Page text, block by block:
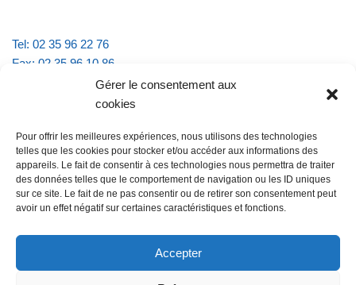
Gérer le consentement aux
cookies
Pour offrir les meilleures expériences, nous utilisons des technologies
telles que les cookies pour stocker et/ou accéder aux informations des
appareils. Le fait de consentir à ces technologies nous permettra de traiter
des données telles que le comportement de navigation ou les ID uniques
sur ce site. Le fait de ne pas consentir ou de retirer son consentement peut
avoir un effet négatif sur certaines caractéristiques et fonctions.
Accepter
Tel: 02 35 96 22 76
Fax: 02 35 96 10 86
Email : mairie.vattevillelarue@wanadoo.fr
lundi et jeudi de 9h à 11h30
mardi et vendredi de 16h à 18h30